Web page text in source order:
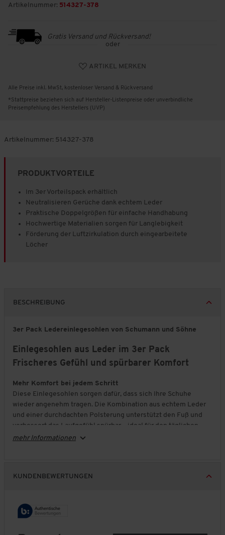
Artikelnummer: 514327-378
Gratis Versand und Rückversand!
oder
ARTIKEL MERKEN
Alle Preise inkl. MwSt, kostenloser Versand & Rückversand
*Stattpreise beziehen sich auf Hersteller-Listenpreise oder unverbindliche
Preisempfehlung des Herstellers (UVP)
Artikelnummer: 514327-378
PRODUKTVORTEILE
Im 3er Vorteilspack erhältlich
Neutralisieren Gerüche dank echtem Leder
Praktische Doppelgrößen für einfache Handhabung
Hochwertige Materialien sorgen für Langlebigkeit
Förderung der Luftzirkulation durch eingearbeitete
Löcher
BESCHREIBUNG
3er Pack Ledereinlegesohlen von Schumann und Söhne
Einlegesohlen aus Leder im 3er Pack
Frischeres Gefühl und spürbarer Komfort
Mehr Komfort bei jedem Schritt
Diese Einlegesohlen sorgen dafür, dass sich Ihre Schuhe
wieder angenehm tragen. Die Kombination aus echtem Leder
und einer durchdachten Polsterung unterstützt den Fuß und
verbessert das Laufgefühl spürbar – ideal für den täglichen
Einsatz.
hilft dabei, Gerüche zu reduzieren und ein angenehmes
Nutzung.
mehr Informationen
KUNDENBEWERTUNGEN